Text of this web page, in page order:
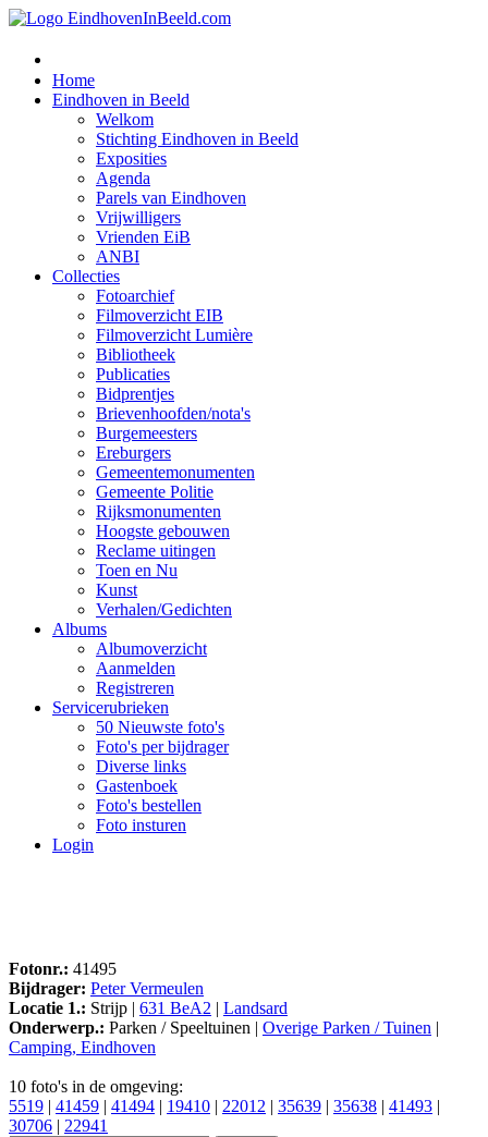
Home
Eindhoven in Beeld
Welkom
Stichting Eindhoven in Beeld
Exposities
Agenda
Parels van Eindhoven
Vrijwilligers
Vrienden EiB
ANBI
Collecties
Fotoarchief
Filmoverzicht EIB
Filmoverzicht Lumière
Bibliotheek
Publicaties
Bidprentjes
Brievenhoofden/nota's
Burgemeesters
Ereburgers
Gemeentemonumenten
Gemeente Politie
Rijksmonumenten
Hoogste gebouwen
Reclame uitingen
Toen en Nu
Kunst
Verhalen/Gedichten
Albums
Albumoverzicht
Aanmelden
Registreren
Servicerubrieken
50 Nieuwste foto's
Foto's per bijdrager
Diverse links
Gastenboek
Foto's bestellen
Foto insturen
Login
Fotonr.: 41495
Bijdrager: Peter Vermeulen
Locatie 1.: Strijp | 631 BeA2 | Landsard
Onderwerp.: Parken / Speeltuinen | Overige Parken / Tuinen |
Camping, Eindhoven
10 foto's in de omgeving:
5519 | 41459 | 41494 | 19410 | 22012 | 35639 | 35638 | 41493 |
30706 | 22941